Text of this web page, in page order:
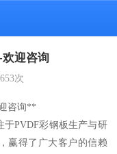
迎咨询
653次
咨询**
PVDF彩钢板生产与研
赢得了广大客户的信赖